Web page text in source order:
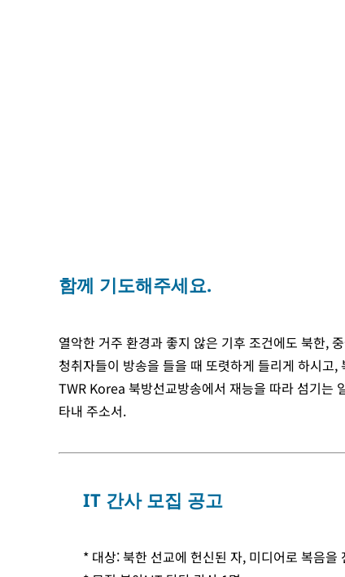
함께 기도해주세요.
열악한 거주 환경과 좋지 않은 기후 조건에도 북한,
청취자들이 방송을 들을 때 또렷하게 들리게 하시고
TWR Korea 북방선교방송에서 재능을 따라 섬기는
타내 주소서.
IT 간사 모집 공고
* 대상: 북한 선교에 헌신된 자, 미디어로 복음